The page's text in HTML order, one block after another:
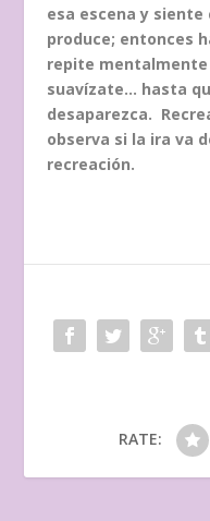
esa escena y
produce; entonces
repite
suavízate… hasta
desaparezca.
observa si la ira va
recreación.
RATE: